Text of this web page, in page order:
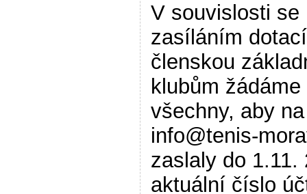
V souvislosti se
zasíláním
členskou
klubům žádáme
všechny, aby
info@tenis-
zaslaly do 1.11.
aktuální číslo